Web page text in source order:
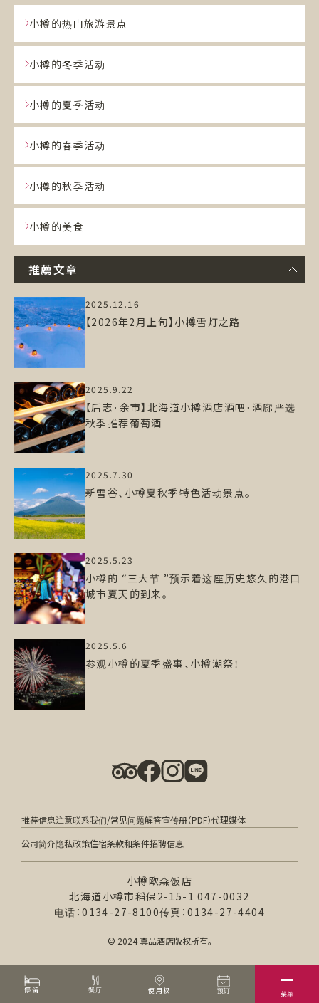
停留 餐厅 使用权 预订
小樽的热门旅游景点
小樽的冬季活动
小樽的夏季活动
小樽的春季活动
小樽的秋季活动
小樽的美食
推薦文章
2025.12.16
【2026年2月上旬】小樽雪灯之路
2025.9.22
【后志·余市】北海道小樽酒店酒吧·酒廊严选
秋季推荐葡萄酒
2025.7.30
新雪谷、小樽夏秋季特色活动景点。
2025.5.23
小樽的 “三大节 ”预示着这座历史悠久的港口
城市夏天的到来。
2025.5.6
参观小樽的夏季盛事、小樽潮祭！
菜单
推荐信息注意联系我们/常见问题解答宣传册（PDF）代理媒体
公司简介隐私政策住宿条款和条件招聘信息
小樽欧森饭店
北海道小樽市稻保2-15-1 047-0032
电话：0134-27-8100传真：0134-27-4404
© 2024 真品酒店版权所有。